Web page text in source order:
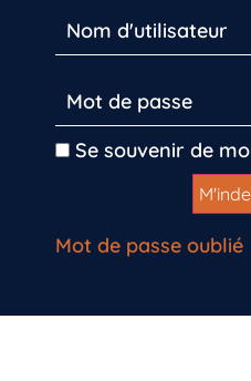
Se souvenir de
Mot de passe oublié